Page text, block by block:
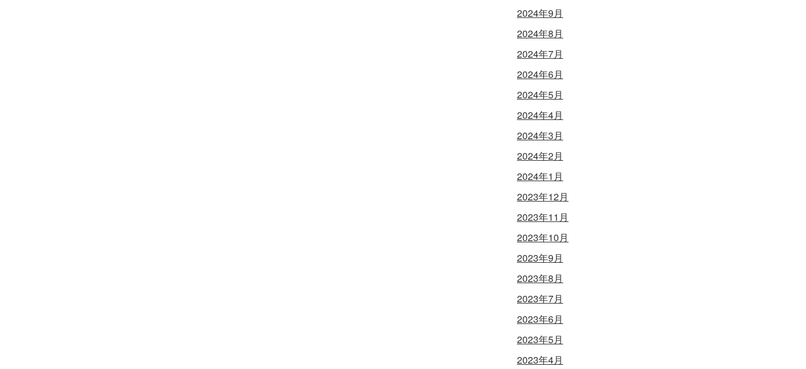
2024年9月
2024年8月
2024年7月
2024年6月
2024年5月
2024年4月
2024年3月
2024年2月
2024年1月
2023年12月
2023年11月
2023年10月
2023年9月
2023年8月
2023年7月
2023年6月
2023年5月
2023年4月